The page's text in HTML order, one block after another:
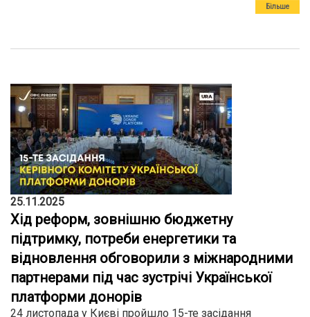
Більше
25.11.2025
Хід реформ, зовнішню бюджетну
підтримку, потреби енергетики та
відновлення обговорили з міжнародними
партнерами під час зустрічі Української
платформи донорів
24 листопада у Києві пройшло 15-те засідання